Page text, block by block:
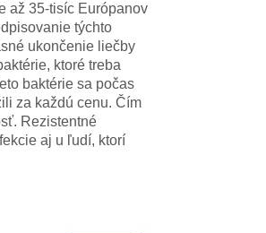
až 35-tisíc Európanov
týchto
ukončenie liečby
ktoré treba
baktérie sa počas
za každú cenu. Čím
Rezistentné
aj u ľudí, ktorí